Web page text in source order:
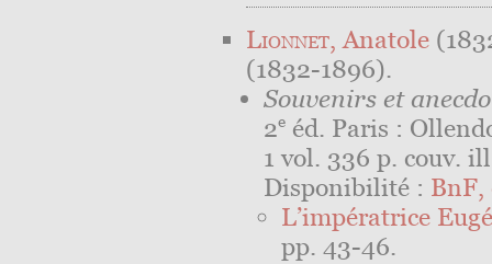
Lionnet, Anatole
(1832-1896).
Souvenirs et
2e éd. Paris :
1 vol. 336 p. couv.
Disponibilité : BnF,
L’impératrice
pp. 43-46.